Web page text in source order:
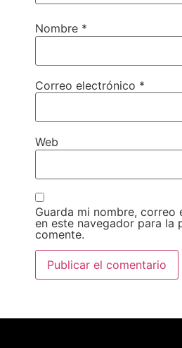
Nombre *
Correo electrónico *
Web
Guarda mi nombre, correo
en este navegador para la
comente.